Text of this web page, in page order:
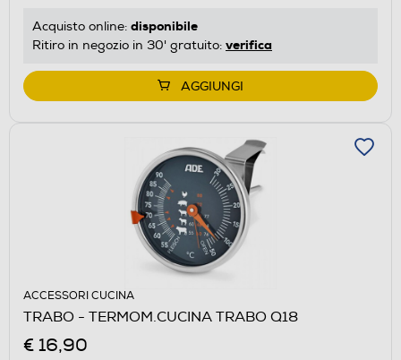
Acquisto online: disponibile
Ritiro in negozio in 30' gratuito: verifica
AGGIUNGI
ACCESSORI CUCINA
TRABO - TERMOM.CUCINA TRABO Q18
€ 16,90